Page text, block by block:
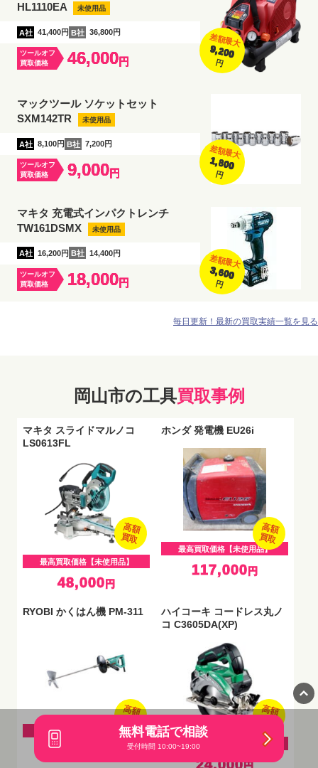
無料電話で相談
受付時間 10:00~19:00
HL1110EA
未使用品
A社 41,400円 B社 36,800円
ツールオフ
買取価格
46,000円
差額最大
9,200
円
マックツール ソケットセット
SXM142TR
未使用品
A社 8,100円 B社 7,200円
ツールオフ
買取価格
9,000円
差額最大
1,800
円
マキタ 充電式インパクトレンチ
TW161DSMX
未使用品
A社 16,200円 B社 14,400円
ツールオフ
買取価格
18,000円
差額最大
3,600
円
毎日更新！最新の買取実績一覧を見る
岡山市の工具買取事例
マキタ スライドマルノコ
LS0613FL
最高買取価格【未使用品】
48,000 円
高額
買取
ホンダ 発電機 EU26i
最高買取価格【未使用品】
117,000 円
高額
買取
RYOBI かくはん機 PM-311
最高買取価格【未使用品】
高額
ハイコーキ コードレス丸ノ
コ C3605DA(XP)
最高買取価格【未使用品】
24,000円
高額
買取